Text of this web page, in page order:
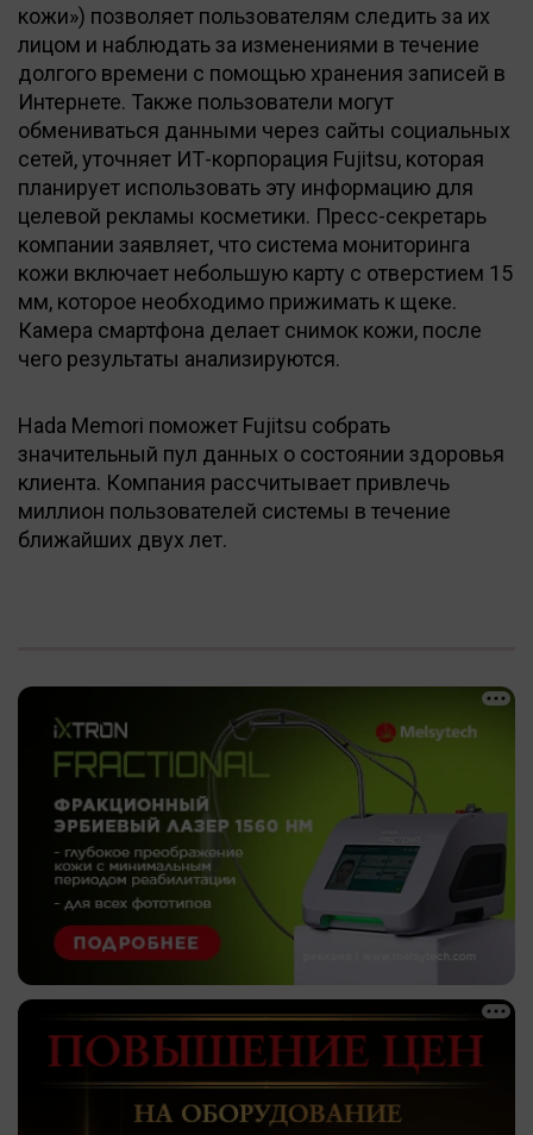
кожи») позволяет пользователям следить за их
лицом и наблюдать за изменениями в течение
долгого времени с помощью хранения записей в
Интернете. Также пользователи могут
обмениваться данными через сайты социальных
сетей, уточняет ИТ-корпорация Fujitsu, которая
планирует использовать эту информацию для
целевой рекламы косметики. Пресс-секретарь
компании заявляет, что система мониторинга
кожи включает небольшую карту с отверстием 15
мм, которое необходимо прижимать к щеке.
Камера смартфона делает снимок кожи, после
чего результаты анализируются.
Hada Memori поможет Fujitsu собрать
значительный пул данных о состоянии здоровья
клиента. Компания рассчитывает привлечь
миллион пользователей системы в течение
ближайших двух лет.